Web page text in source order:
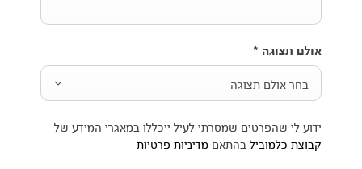
אולם תצוגה *
בחר אולם תצוגה
ידוע לי שהפרטים שמסרתי לעיל ייכללו במאגרי המידע של
קבוצת כלמובילבהתאם מדיניות פרטיות